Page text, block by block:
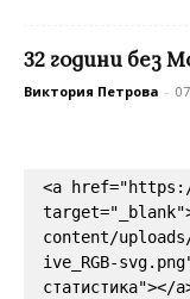
32 години без
Виктория Петрова -
<a
content/
ive_RGB-
статистика"></